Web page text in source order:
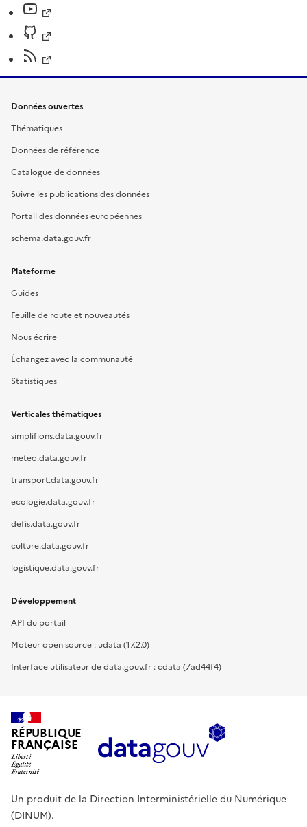
Données ouvertes
Thématiques
Données de référence
Catalogue de données
Suivre les publications des données
Portail des données européennes
schema.data.gouv.fr
Plateforme
Guides
Feuille de route et nouveautés
Nous écrire
Échangez avec la communauté
Statistiques
Verticales thématiques
simplifions.data.gouv.fr
meteo.data.gouv.fr
transport.data.gouv.fr
ecologie.data.gouv.fr
defis.data.gouv.fr
culture.data.gouv.fr
logistique.data.gouv.fr
Développement
API du portail
Moteur open source : udata (17.2.0)
Interface utilisateur de data.gouv.fr : cdata (7ad44f4)
RÉPUBLIQUE
FRANÇAISE
Un produit de la Direction Interministérielle du Numérique
(DINUM).